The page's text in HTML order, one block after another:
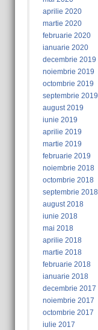
aprilie 2020
martie 2020
februarie 2020
ianuarie 2020
decembrie 2019
noiembrie 2019
octombrie 2019
septembrie 2019
august 2019
iunie 2019
aprilie 2019
martie 2019
februarie 2019
noiembrie 2018
octombrie 2018
septembrie 2018
august 2018
iunie 2018
mai 2018
aprilie 2018
martie 2018
februarie 2018
ianuarie 2018
decembrie 2017
noiembrie 2017
octombrie 2017
iulie 2017